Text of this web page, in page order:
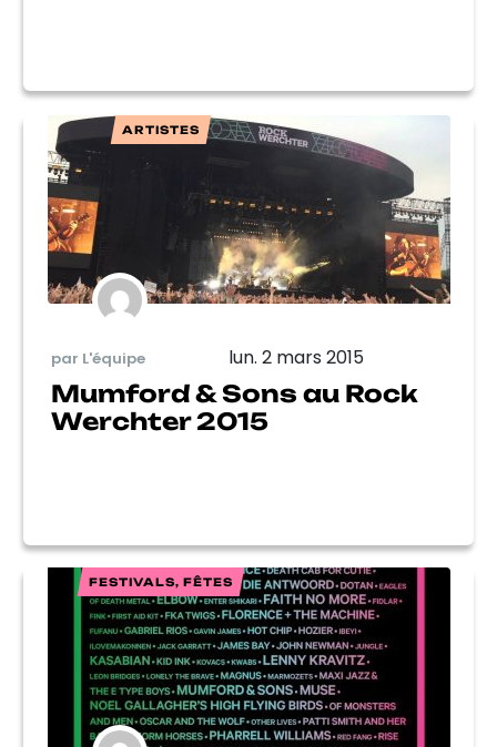
ARTISTES
par L'équipe lun. 2 mars 2015
Mumford & Sons au Rock
Werchter 2015
FESTIVALS, FÊTES